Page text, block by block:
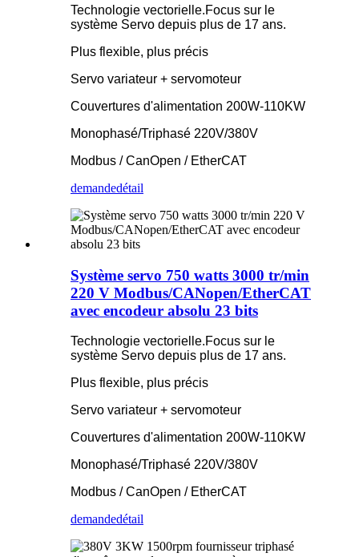
Technologie vectorielle.Focus sur le
système Servo depuis plus de 17 ans.
Plus flexible, plus précis
Servo variateur + servomoteur
Couvertures d'alimentation 200W-110KW
Monophasé/Triphasé 220V/380V
Modbus / CanOpen / EtherCAT
demandedétail
Système servo 750 watts 3000 tr/min
220 V Modbus/CANopen/EtherCAT
avec encodeur absolu 23 bits
Technologie vectorielle.Focus sur le
système Servo depuis plus de 17 ans.
Plus flexible, plus précis
Servo variateur + servomoteur
Couvertures d'alimentation 200W-110KW
Monophasé/Triphasé 220V/380V
Modbus / CanOpen / EtherCAT
demandedétail